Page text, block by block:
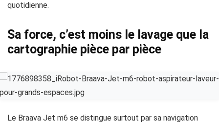
quotidienne.
Sa force, c’est moins le lavage que la
cartographie pièce par pièce
Le Braava Jet m6 se distingue surtout par sa navigation